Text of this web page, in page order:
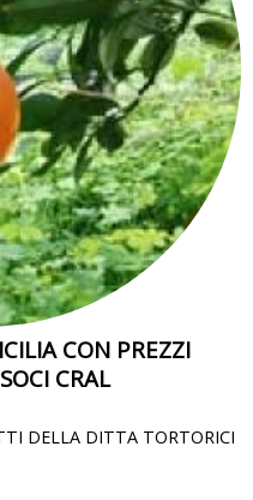
CON PREZZI
CRAL
DELLA DITTA TORTORICI